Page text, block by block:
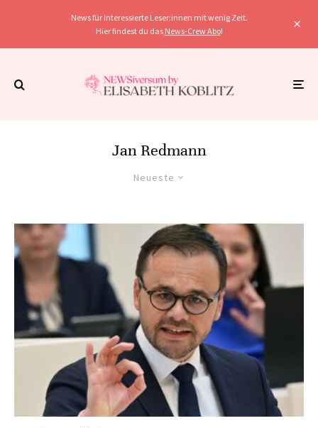
News für interessierte Leser:innen mit wenig Zeit.
Hier findest du das News-Crew Abo!
Jan Redmann
Neueste